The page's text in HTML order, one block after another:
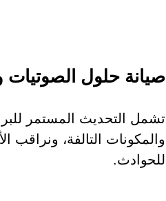
صيانة حلول الصوتيات
تشمل التحديث المستمر
والمكونات التالفة،
للحوادث.